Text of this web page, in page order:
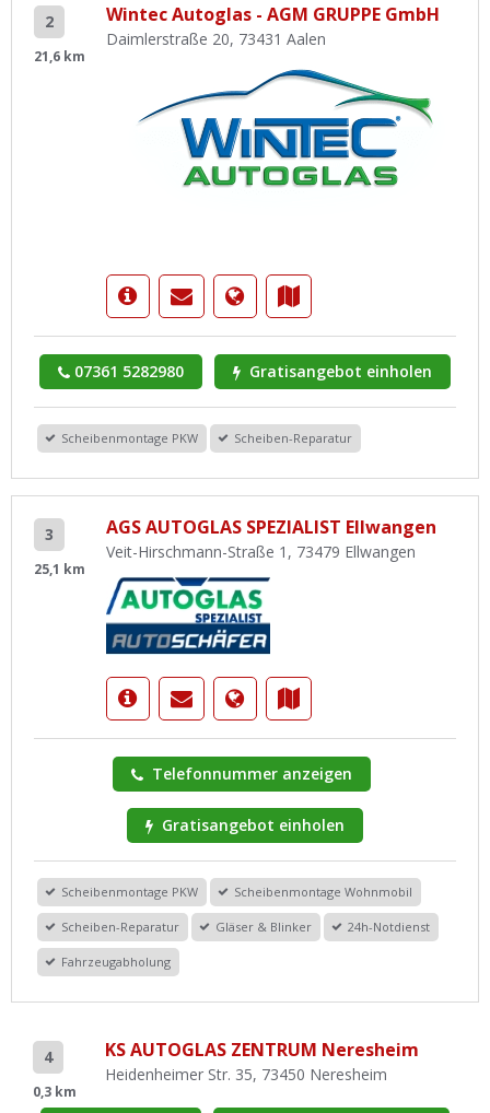
2
21,6 km
Wintec Autoglas - AGM GRUPPE GmbH
Daimlerstraße 20, 73431 Aalen
07361 5282980 Gratisangebot einholen
Scheibenmontage PKW Scheiben-Reparatur
3
25,1 km
AGS AUTOGLAS SPEZIALIST Ellwangen
Veit-Hirschmann-Straße 1, 73479 Ellwangen
Telefonnummer anzeigen
Gratisangebot einholen
Scheibenmontage PKW Scheibenmontage Wohnmobil
Scheiben-Reparatur Gläser & Blinker 24h-Notdienst
Fahrzeugabholung
4
0,3 km
KS AUTOGLAS ZENTRUM Neresheim
Heidenheimer Str. 35, 73450 Neresheim